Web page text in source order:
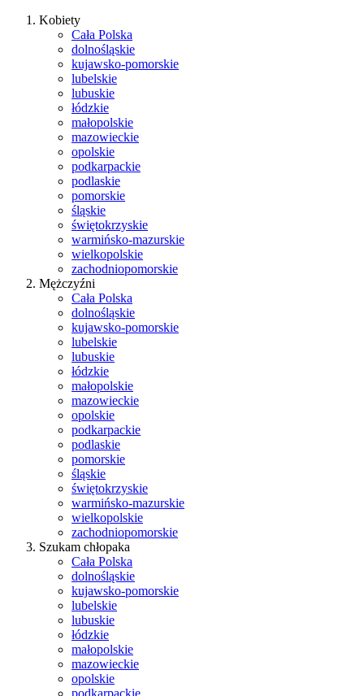
Kobiety
Cała Polska
dolnośląskie
kujawsko-pomorskie
lubelskie
lubuskie
łódzkie
małopolskie
mazowieckie
opolskie
podkarpackie
podlaskie
pomorskie
śląskie
świętokrzyskie
warmińsko-mazurskie
wielkopolskie
zachodniopomorskie
Mężczyźni
Cała Polska
dolnośląskie
kujawsko-pomorskie
lubelskie
lubuskie
łódzkie
małopolskie
mazowieckie
opolskie
podkarpackie
podlaskie
pomorskie
śląskie
świętokrzyskie
warmińsko-mazurskie
wielkopolskie
zachodniopomorskie
Szukam chłopaka
Cała Polska
dolnośląskie
kujawsko-pomorskie
lubelskie
lubuskie
łódzkie
małopolskie
mazowieckie
opolskie
podkarpackie